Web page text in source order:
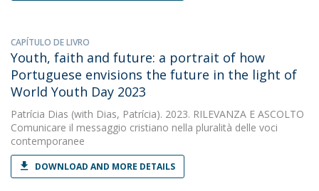
CAPÍTULO DE LIVRO
Youth, faith and future: a portrait of how
Portuguese envisions the future in the light of
World Youth Day 2023
Patrícia Dias (with Dias, Patrícia). 2023. RILEVANZA E ASCOLTO
Comunicare il messaggio cristiano nella pluralità delle voci
contemporanee
DOWNLOAD AND MORE DETAILS